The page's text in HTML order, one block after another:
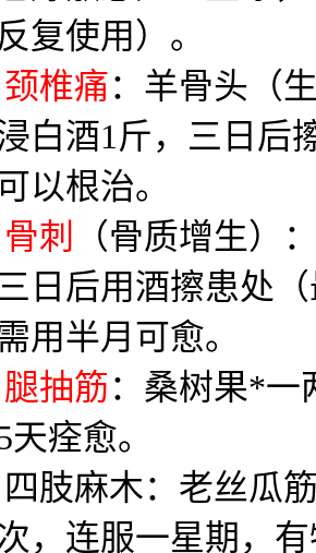
复使用）。
颈椎痛：羊骨头（
白酒1 斤，三日后
以根治。
骨刺
（骨质增生）
日后用酒擦患处
用半月可愈。
腿抽筋 ：桑树果*一
天痊愈。
肢麻木：老丝瓜
，连服一星期，